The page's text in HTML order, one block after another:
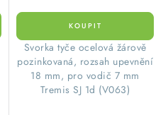
Svorka tyče ocelová žárově
pozinkovaná, rozsah upevnění
18 mm, pro vodič 7 mm
Tremis SJ 1d (V063)